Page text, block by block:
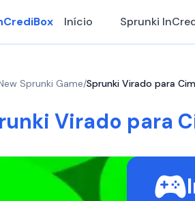
Início Sprunki
Sprunki Game/Sprunki Virado para
Virado para